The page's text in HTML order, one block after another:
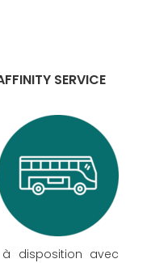
SERVICE
disposition avec